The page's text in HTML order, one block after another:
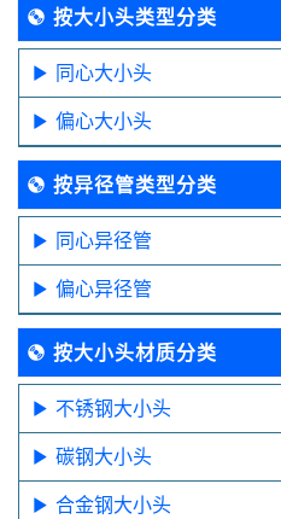
按大小头类型分类
同心大小头
偏心大小头
按异径管类型分类
同心异径管
偏心异径管
按大小头材质分类
不锈钢大小头
碳钢大小头
合金钢大小头